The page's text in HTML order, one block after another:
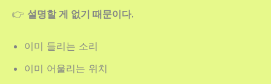
👉 설명할 게 없기 때문이다.
이미 들리는 소리
이미 어울리는 위치